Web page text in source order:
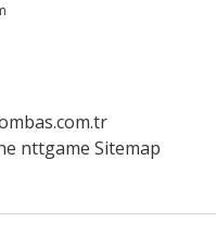
nttgame Sitemap